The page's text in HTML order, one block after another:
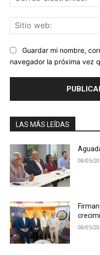
Guardar mi nombre,
navegador la próxima vez
LAS MÁS LEÍDAS
08/05/
08/05/